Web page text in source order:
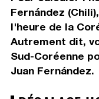
Fernández
l'heure de la
Autrement dit,
Sud-Coréenne
Juan Fernández.